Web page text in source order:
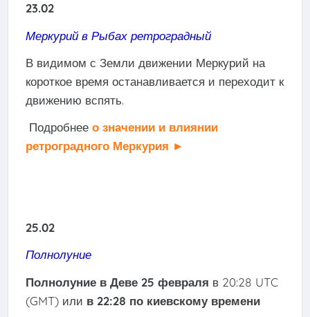
23.02
Меркурий в Рыбах ретроградный
В видимом с Земли движении Меркурий на
короткое время останавливается и переходит к
движению вспять.
Подробнее о значении и влиянии
ретроградного Меркурия ►
25.02
Полнолуние
Полнолуние в Деве 25 февраля в 20:28 UTC
(GMT) или в 22:28 по киевскому времени